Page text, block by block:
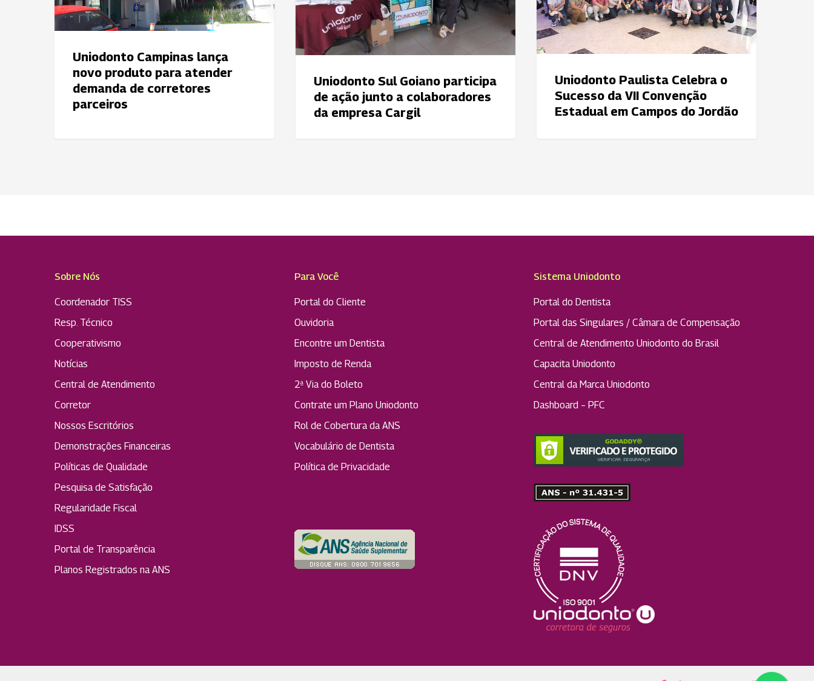
atender
demanda
corretores
parceiros
Uniodonto Campinas lança
novo produto para atender
demanda de corretores
parceiros
junto
a
colaboradores
da
CargilUniodonto Sul Goiano participa
de ação junto a colaboradores
da empresa Cargil
VII
Convenção
Estadual
em
Jordão
Uniodonto Paulista Celebra o
Sucesso da VII Convenção
Estadual em Campos do Jordão
Sobre Nós
Coordenador TISS
Resp. Técnico
Cooperativismo
Notícias
Central de Atendimento
Corretor
Nossos Escritórios
Demonstrações Financeiras
Políticas de Qualidade
Pesquisa de Satisfação
Regularidade Fiscal
IDSS
Portal de Transparência
Planos Registrados na ANS
Para Você
Portal do Cliente
Ouvidoria
Encontre um Dentista
Imposto de Renda
2ª Via do Boleto
Contrate um Plano Uniodonto
Rol de Cobertura da ANS
Vocabulário de Dentista
Política de Privacidade
Sistema Uniodonto
Portal do Dentista
Portal das Singulares / Câmara de Compensação
Central de Atendimento Uniodonto do Brasil
Capacita Uniodonto
Central da Marca Uniodonto
Dashboard – PFC